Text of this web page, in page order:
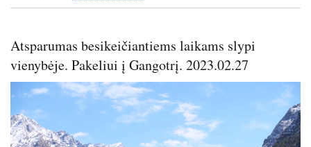
Atsparumas besikeičiantiems laikams slypi
vienybėje. Pakeliui į Gangotrį. 2023.02.27
Image